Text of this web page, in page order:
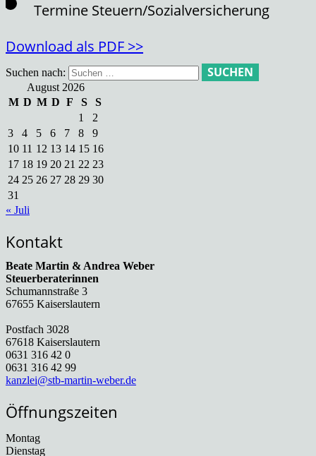
Termine Steuern/Sozialversicherung
Download als PDF >>
Suchen nach:
August 2026
M D M D F S
S
1
2
3
4 5 6 7 8
9
10 11 12 13 14 15 16
17 18 19 20 21 22 23
24 25 26 27 28 29 30
31
« Juli
Kontakt
Beate Martin & Andrea Weber
Steuerberaterinnen
Schumannstraße 3
67655 Kaiserslautern
Postfach 3028
67618 Kaiserslautern
0631 316 42 0
0631 316 42 99
kanzlei@stb-martin-weber.de
Öffnungszeiten
Montag
Dienstag